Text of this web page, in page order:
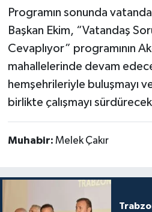
Programın sonunda
Başkan Ekim, “Vatandaş
Cevaplıyor” programının
mahallelerinde devam
hemşehrileriyle buluşmayı
birlikte çalışmayı
Muhabir: Melek Çakır